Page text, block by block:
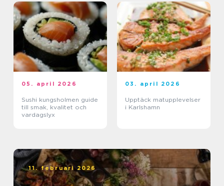
05. april 2026
Sushi kungsholmen guide
till smak, kvalitet och
vardagslyx
03. april 2026
Upptäck matupplevelser
i Karlshamn
11. februari 2026